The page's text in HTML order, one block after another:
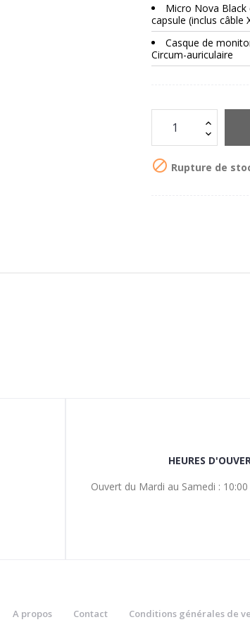
Micro Nova
capsule (inclus câble
Casque de
Circum-auriculaire
 Rupture de
HEURES
Ouvert du Mardi au Samedi :
A propos Contact Conditions générales de